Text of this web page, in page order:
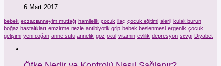
6 Mart 2017
bebek eczacıanneyim mutfağı hamilelik çocuk ilaç çocuk eğitimi alerji kulak burun
boğaz hastalıkları emzirme nezle antibiyotik grip bebek beslenmesi ergenlik çocuk
gelişimi yeni doğan anne sütü annelik göz okul vitamin evlilik depresyon sevgi Diyabet